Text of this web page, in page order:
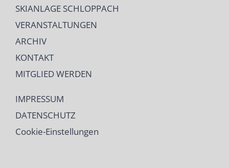
SKIANLAGE SCHLOPPACH
VERANSTALTUNGEN
ARCHIV
KONTAKT
MITGLIED WERDEN
IMPRESSUM
DATENSCHUTZ
Cookie-Einstellungen